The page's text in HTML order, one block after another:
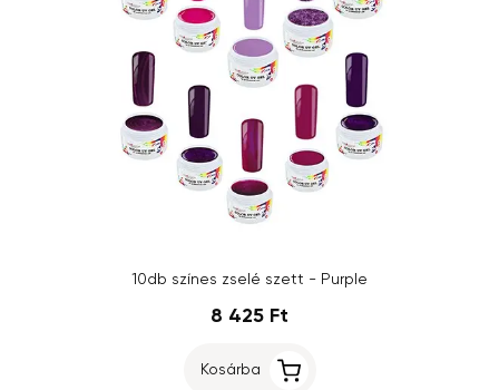
10db színes zselé szett - Purple
8 425 Ft
Kosárba